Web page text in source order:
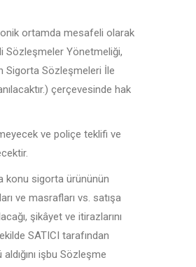
ortamda mesafeli olarak
Sözleşmeler Yönetmeliği,
Sigorta Sözleşmeleri İle
çerçevesinde hak
ve poliçe teklifi ve
konu sigorta ürününün
ve masrafları vs. satışa
şikâyet ve itirazlarını
SATICI tarafından
işbu Sözleşme